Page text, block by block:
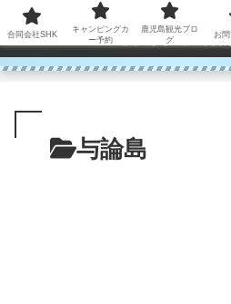
コンテンツへスキップ
鹿児島から世界に笑顔
与論島
合同会社SHK
キャンピングカ
ー予約
鹿児島観光ブロ
グ
お